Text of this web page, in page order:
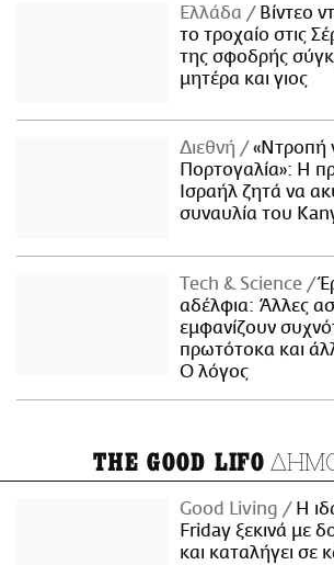
Ελλάδα
Βίντεο
το τροχαίο στις
της σφοδρής
μητέρα και γιος
Διεθνή
«Ντροπή
Πορτογαλία»: Η
Ισραήλ ζητά να
συναυλία του
Τech & Science
αδέλφια: Άλλες
εμφανίζουν
πρωτότοκα και
Ο λόγος
THE GOOD LIFO
Good Living
Η
Friday ξεκινά με
και καταλήγει σε